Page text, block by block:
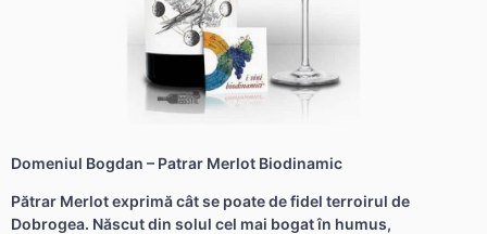
Domeniul Bogdan – Patrar Merlot Biodinamic
Pătrar Merlot exprimă cât se poate de fidel terroirul de
Dobrogea. Născut din solul cel mai bogat în humus,